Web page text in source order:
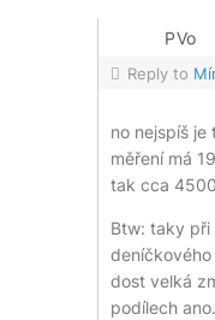
PVo
Reply to
no nejspíš
měření má
tak cca
Btw: taky při
dost velká
podílech ano.